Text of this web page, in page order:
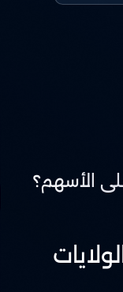
الأسهم؟